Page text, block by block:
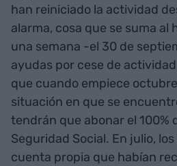
han reiniciado la actividad
alarma, cosa que se suma al
una semana -el 30 de
ayudas por cese de
que cuando empiece
situación en que se
tendrán que abonar el 100%
Seguridad Social. En julio,
cuenta propia que habían